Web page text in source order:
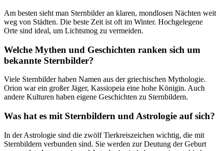
Am besten sieht man Sternbilder an klaren, mondlosen Nächten weit
weg von Städten. Die beste Zeit ist oft im Winter. Hochgelegene
Orte sind ideal, um Lichtsmog zu vermeiden.
Welche Mythen und Geschichten ranken sich um
bekannte Sternbilder?
Viele Sternbilder haben Namen aus der griechischen Mythologie.
Orion war ein großer Jäger, Kassiopeia eine hohe Königin. Auch
andere Kulturen haben eigene Geschichten zu Sternbildern.
Was hat es mit Sternbildern und Astrologie auf sich?
In der Astrologie sind die zwölf Tierkreiszeichen wichtig, die mit
Sternbildern verbunden sind. Sie werden zur Deutung der Geburt